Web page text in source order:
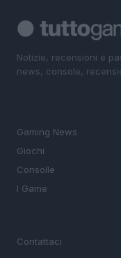
Notizie, recensioni e
news, console,
Gaming News
Giochi
Consolle
I Game
Contattaci